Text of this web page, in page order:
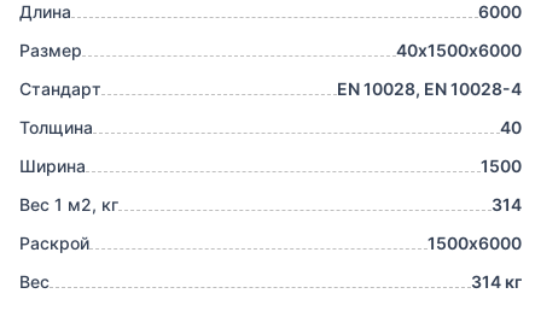
Длина
6000
Размер
40х1500х6000
Стандарт
EN 10028, EN 10028-4
Толщина
40
Ширина
1500
Вес 1 м2, кг
314
Раскрой
1500х6000
Вес
314 кг